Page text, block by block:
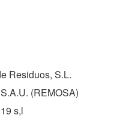
Residuos, S.L.
(REMOSA)
s,l